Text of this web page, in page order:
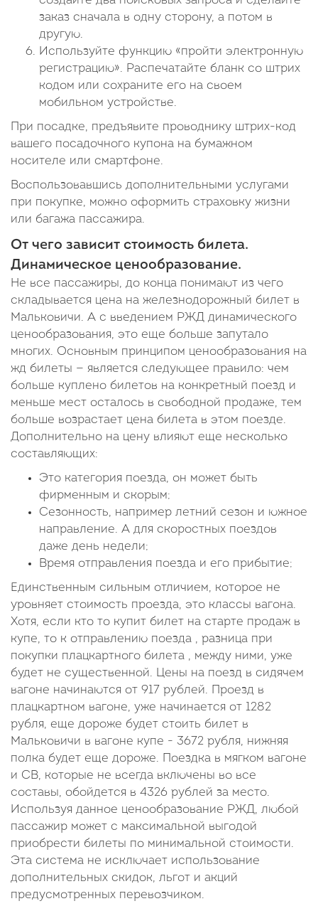
заказ сначала в одну сторону, а потом в
другую.
Используйте функцию «пройти электронную
регистрацию». Распечатайте бланк со штрих
кодом или сохраните его на своем
мобильном устройстве.
При посадке, предъявите проводнику штрих-код
вашего посадочного купона на бумажном
носителе или смартфоне.
Воспользовавшись дополнительными услугами
при покупке, можно оформить страховку жизни
или багажа пассажира.
От чего зависит стоимость билета.
Динамическое ценообразование.
Не все пассажиры, до конца понимают из чего
складывается цена на железнодорожный билет в
Мальковичи. А с введением РЖД динамического
ценообразования, это еще больше запутало
многих. Основным принципом ценообразования на
жд билеты — является следующее правило: чем
больше куплено билетов на конкретный поезд и
меньше мест осталось в свободной продаже, тем
больше возрастает цена билета в этом поезде.
Дополнительно на цену влияют еще несколько
составляющих:
Это категория поезда, он может быть
фирменным и скорым;
Сезонность, например летний сезон и южное
направление. А для скоростных поездов
даже день недели;
Время отправления поезда и его прибытие;
Единственным сильным отличием, которое не
уровняет стоимость проезда, это классы вагона.
Хотя, если кто то купит билет на старте продаж в
купе, то к отправлению поезда , разница при
покупки плацкартного билета , между ними, уже
будет не существенной. Цены на поезд в сидячем
вагоне начинаются от 917 рублей. Проезд в
плацкартном вагоне, уже начинается от 1282
рубля, еще дороже будет стоить билет в
Мальковичи в вагоне купе - 3672 рубля, нижняя
полка будет еще дороже. Поездка в мягком вагоне
и СВ, которые не всегда включены во все
составы, обойдется в 4326 рублей за место.
Используя данное ценообразование РЖД, любой
пассажир может с максимальной выгодой
приобрести билеты по минимальной стоимости.
Эта система не исключает использование
дополнительных скидок, льгот и акций
предусмотренных перевозчиком.